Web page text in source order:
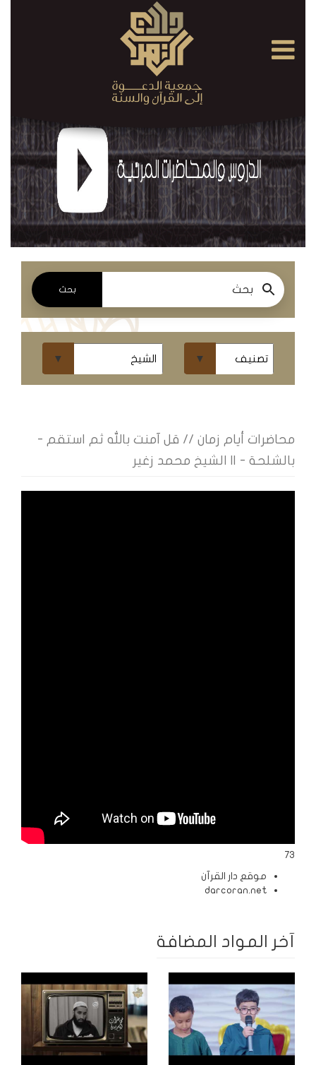
الدروس
والمحاضرات
المسموعة
الدروس
والمحاضرات
الدروس
ومحاضرات
المباشر
الكتب
بحث
محاضرات أيام زمان // قل آمنت بالله ثم استقم -
بالشلحة - || الشيخ محمد زغير
73
موقع دار القرآن
darcoran.net
آخر المواد المضافة